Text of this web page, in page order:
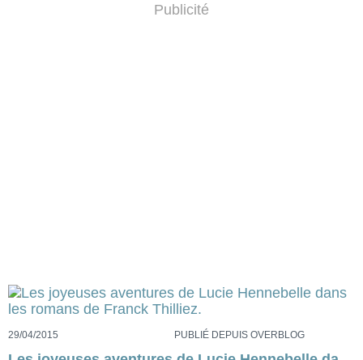
Publicité
29/04/2015 PUBLIÉ DEPUIS OVERBLOG